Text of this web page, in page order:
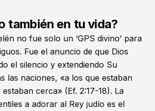
también en tu vida?
no fue solo un ‘GPS divino’ para
Fue el anuncio de que Dios
el silencio y extendiendo Su
las naciones, «a los que estaban
estaban cerca» (Ef. 2:17-18). La
a adorar al Rey judío es el